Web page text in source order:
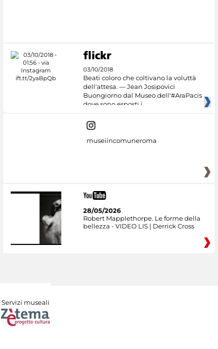
03/10/2018
Beati coloro che coltivano la voluttà
dell'attesa. — Jean Josipovici
Buongiorno dal Museo dell'#AraPacis
dove sono esposti i
museiincomuneroma
28/05/2026
Robert Mapplethorpe. Le forme della
bellezza - VIDEO LIS | Derrick Cross
Servizi museali